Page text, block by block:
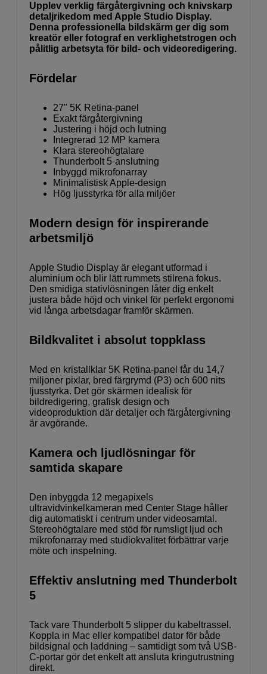
Upplev verklig färgåtergivning och knivskarp
detaljrikedom med Apple Studio Display.
Denna professionella bildskärm ger dig som
kreatör eller fotograf en verklighetstrogen och
pålitlig arbetsyta för bild- och videoredigering.
Fördelar
27" 5K Retina-panel
Exakt färgåtergivning
Justering i höjd och lutning
Integrerad 12 MP kamera
Klara stereohögtalare
Thunderbolt 5-anslutning
Inbyggd mikrofonarray
Minimalistisk Apple-design
Hög ljusstyrka för alla miljöer
Modern design för inspirerande
arbetsmiljö
Apple Studio Display är elegant utformad i
aluminium och blir lätt rummets stilrena fokus.
Den smidiga stativlösningen låter dig enkelt
justera både höjd och vinkel för perfekt ergonomi
vid långa arbetsdagar framför skärmen.
Bildkvalitet i absolut toppklass
Med en kristallklar 5K Retina-panel får du 14,7
miljoner pixlar, bred färgrymd (P3) och 600 nits
ljusstyrka. Det gör skärmen idealisk för
bildredigering, grafisk design och
videoproduktion där detaljer och färgåtergivning
är avgörande.
Kamera och ljudlösningar för
samtida skapare
Den inbyggda 12 megapixels
ultravidvinkelkameran med Center Stage håller
dig automatiskt i centrum under videosamtal.
Stereohögtalare med stöd för rumsligt ljud och
mikrofonarray med studiokvalitet förbättrar varje
möte och inspelning.
Effektiv anslutning med Thunderbolt
5
Tack vare Thunderbolt 5 slipper du kabeltrassel.
Koppla in Mac eller kompatibel dator för både
bildsignal och laddning – samtidigt som två USB-
C-portar gör det enkelt att ansluta kringutrustning
direkt.